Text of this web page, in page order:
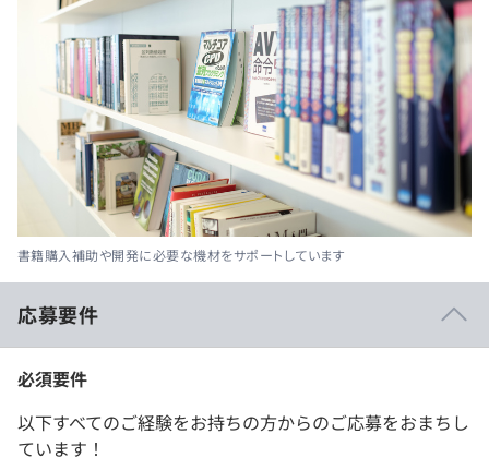
書籍購入補助や開発に必要な機材をサポートしています
応募要件
必須要件
以下すべてのご経験をお持ちの方からのご応募をおまちし
ています！